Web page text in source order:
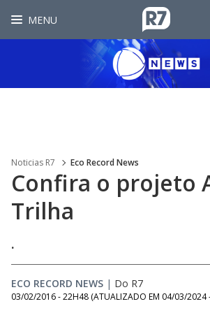
MENU
Noticias R7 Eco Record News
Confira o projeto
Trilha
.
ECO RECORD NEWS | Do R7
03/02/2016 - 22H48 (ATUALIZADO EM 04/03/2024